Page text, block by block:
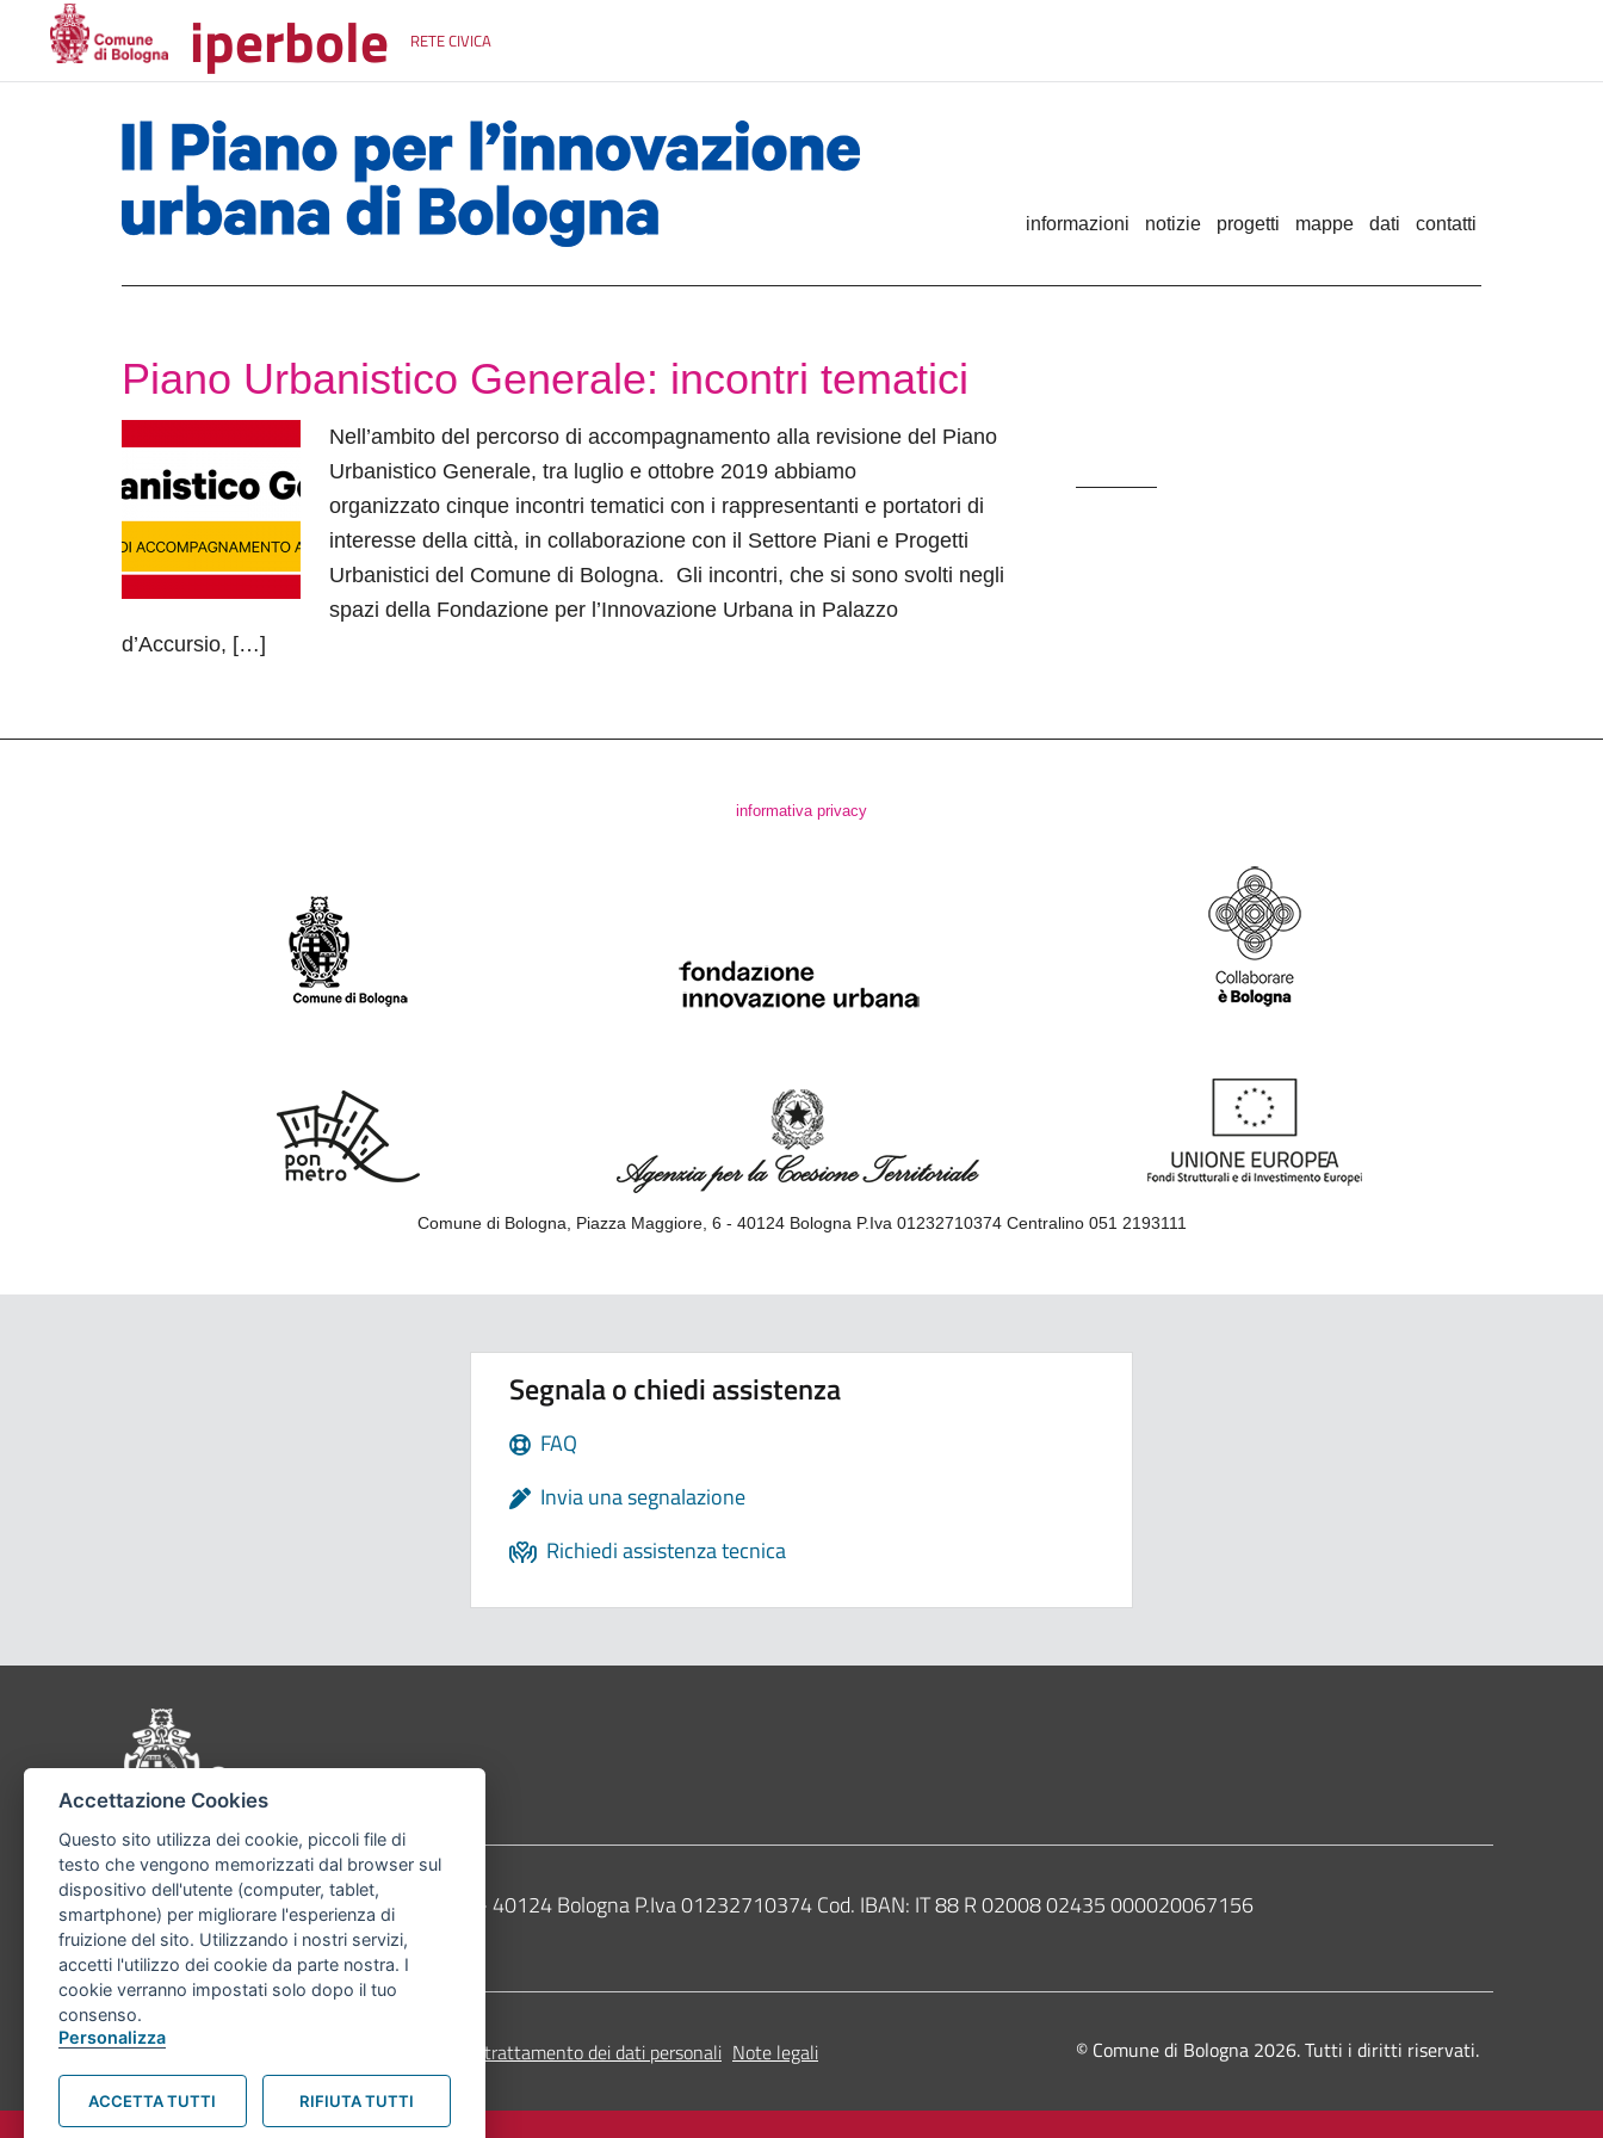
iperbole RETE CIVICA
informazioni notizie progetti mappe dati contatti
Piano Urbanistico Generale: incontri tematici
Nell’ambito del percorso di accompagnamento alla revisione del Piano
Urbanistico Generale, tra luglio e ottobre 2019 abbiamo
organizzato cinque incontri tematici con i rappresentanti e portatori di
interesse della città, in collaborazione con il Settore Piani e Progetti
Urbanistici del Comune di Bologna. Gli incontri, che si sono svolti negli
spazi della Fondazione per l’Innovazione Urbana in Palazzo
d’Accursio, […]
informativa privacy
Comune di Bologna, Piazza Maggiore, 6 - 40124 Bologna P.Iva 01232710374 Centralino 051 2193111
Segnala o chiedi assistenza
FAQ
Invia una segnalazione
Richiedi assistenza tecnica
Pié di pagina di Comune di Bologna
Contatti
Comune di Bologna, Piazza Maggiore, 6 - 40124 Bologna P.Iva 01232710374 Cod. IBAN: IT 88 R 02008 02435 000020067156
Telefono:051203040
Accessibilità Informativa sul trattamento dei dati personali Note legali © Comune di Bologna 2026. Tutti i diritti riservati.
Accettazione Cookies
Questo sito utilizza dei cookie, piccoli file di
testo che vengono memorizzati dal browser sul
dispositivo dell'utente (computer, tablet,
smartphone) per migliorare l'esperienza di
fruizione del sito. Utilizzando i nostri servizi,
accetti l'utilizzo dei cookie da parte nostra. I
cookie verranno impostati solo dopo il tuo
consenso.
Personalizza
ACCETTA TUTTI RIFIUTA TUTTI